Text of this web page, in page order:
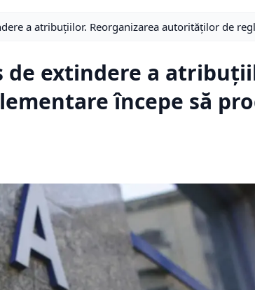
a atribuțiilor. Reorganizarea autorităților de
de extindere a
începe să